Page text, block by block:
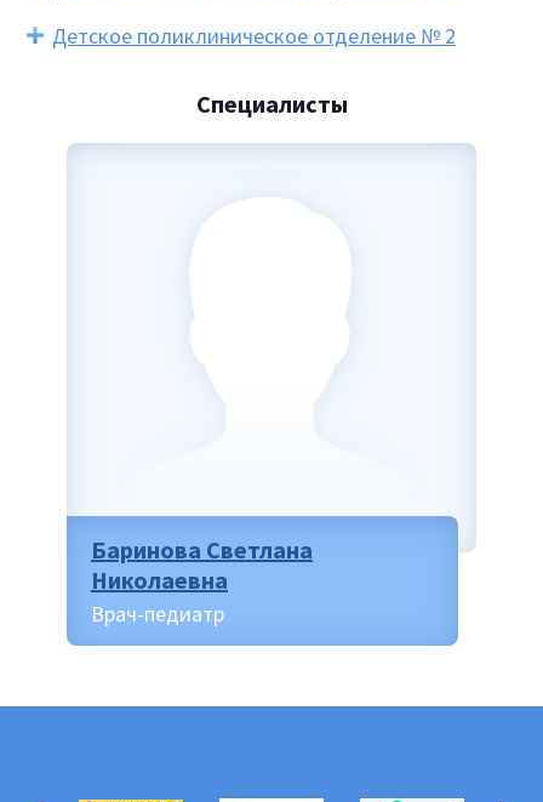
Детское поликлиническое отделение № 2
Специалисты
Баринова Светлана
Николаевна
Врач-педиатр